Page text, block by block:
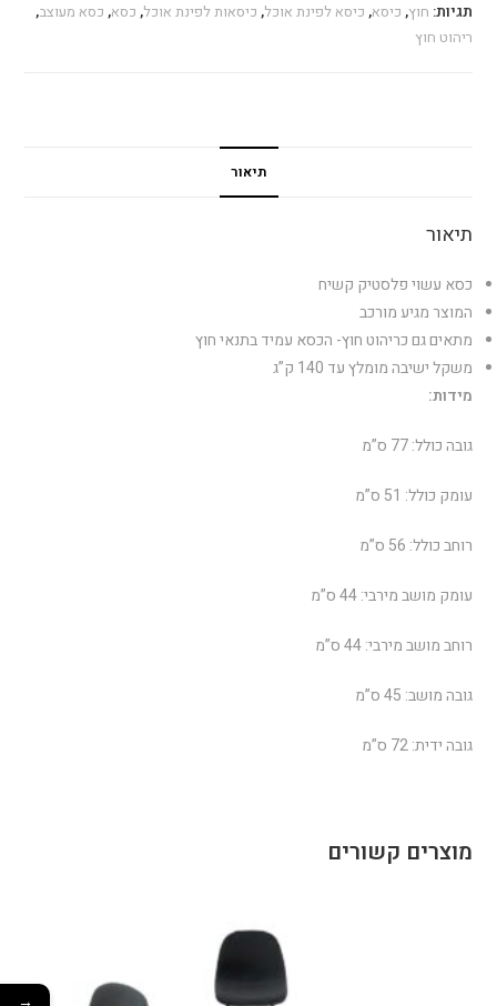
תגיות: חוץ, כיסא, כיסא לפינת אוכל, כיסאות לפינת אוכל, כסא, כסא מעוצב,
ריהוט חוץ
תיאור
תיאור
כסא עשוי פלסטיק קשיח
המוצר מגיע מורכב
מתאים גם כריהוט חוץ- הכסא עמיד בתנאי חוץ
משקל ישיבה מומלץ עד 140 ק”ג
מידות:
גובה כולל: 77 ס”מ
עומק כולל: 51 ס”מ
רוחב כולל: 56 ס”מ
עומק מושב מירבי: 44 ס”מ
רוחב מושב מירבי: 44 ס”מ
גובה מושב: 45 ס”מ
גובה ידית: 72 ס”מ
מוצרים קשורים
→